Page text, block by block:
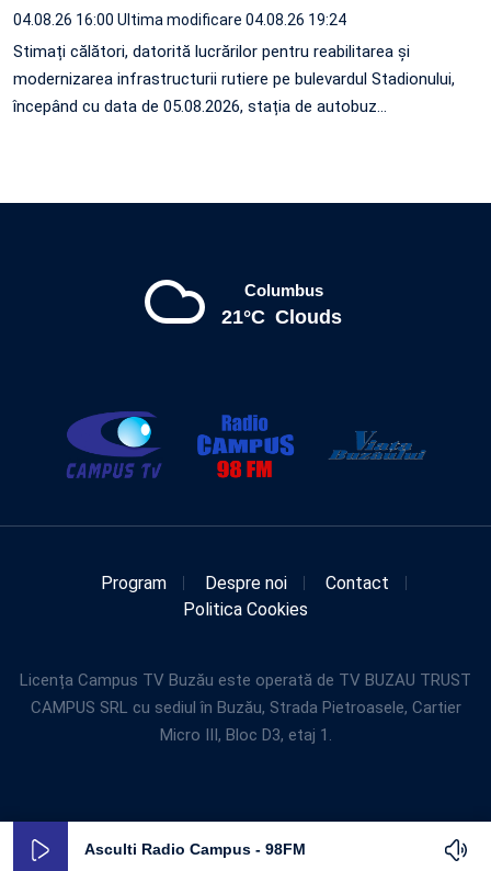
04.08.26 16:00 Ultima modificare 04.08.26 19:24
Stimați călători, datorită lucrărilor pentru reabilitarea și
modernizarea infrastructurii rutiere pe bulevardul Stadionului,
începând cu data de 05.08.2026, stația de autobuz…
Columbus
21°C Clouds
Program Despre noi
Contact
Politica Cookies
Licența Campus TV Buzău este operată de TV BUZAU TRUST
CAMPUS SRL cu sediul în Buzău, Strada Pietroasele, Cartier
Micro III, Bloc D3, etaj 1.
Asculti Radio Campus - 98FM